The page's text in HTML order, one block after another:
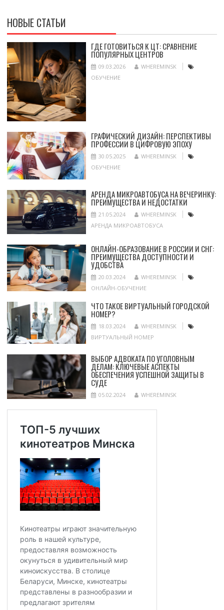
НОВЫЕ СТАТЬИ
ГДЕ ГОТОВИТЬСЯ К ЦТ: СРАВНЕНИЕ
ПОПУЛЯРНЫХ ЦЕНТРОВ
09.03.2026
WHEREMINSK
ОБУЧЕНИЕ
ГРАФИЧЕСКИЙ ДИЗАЙН: ПЕРСПЕКТИВЫ
ПРОФЕССИИ В ЦИФРОВУЮ ЭПОХУ
30.05.2025
WHEREMINSK
ОБУЧЕНИЕ
АРЕНДА МИКРОАВТОБУСА НА ВЕЧЕРИНКУ:
ПРЕИМУЩЕСТВА И НЕДОСТАТКИ
21.05.2024
WHEREMINSK
АРЕНДА МИКРОАВТОБУСА
ОНЛАЙН-ОБРАЗОВАНИЕ В РОССИИ И СНГ:
ПРЕИМУЩЕСТВА ДОСТУПНОСТИ И
УДОБСТВА
20.03.2024
WHEREMINSK
ОНЛАЙН-ОБУЧЕНИЕ
ЧТО ТАКОЕ ВИРТУАЛЬНЫЙ ГОРОДСКОЙ
НОМЕР?
18.03.2024
WHEREMINSK
ВИРТУАЛЬНЫЙ НОМЕР
ВЫБОР АДВОКАТА ПО УГОЛОВНЫМ
ДЕЛАМ: КЛЮЧЕВЫЕ АСПЕКТЫ
ОБЕСПЕЧЕНИЯ УСПЕШНОЙ ЗАЩИТЫ В
СУДЕ
05.02.2024 WHEREMINSK